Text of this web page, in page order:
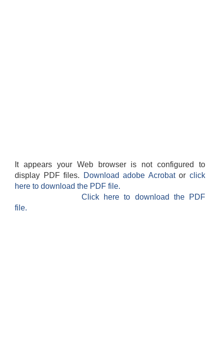
It appears your Web browser is not configured to
display PDF files.
Download adobe Acrobatorclick
here to download the PDF file.
Click here to download the PDF
file.